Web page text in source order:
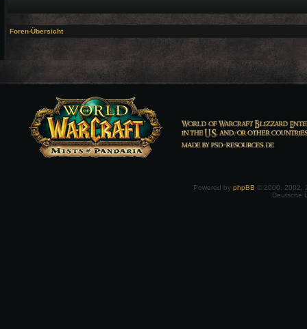
Foren-Übersicht
Powered by phpBB © 2000, 2002,
Deutsche